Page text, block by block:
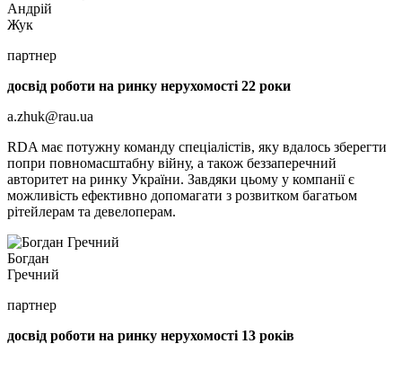
Андрiй
Жук
партнер
досвід роботи на ринку нерухомості 22 роки
a.zhuk@rau.ua
RDA має потужну команду спеціалістів, яку вдалось зберегти
попри повномасштабну війну, а також беззаперечний
авторитет на ринку України. Завдяки цьому у компанії є
можливість ефективно допомагати з розвитком багатьом
рітейлерам та девелоперам.
Богдан
Гречний
партнер
досвід роботи на ринку нерухомості 13 років